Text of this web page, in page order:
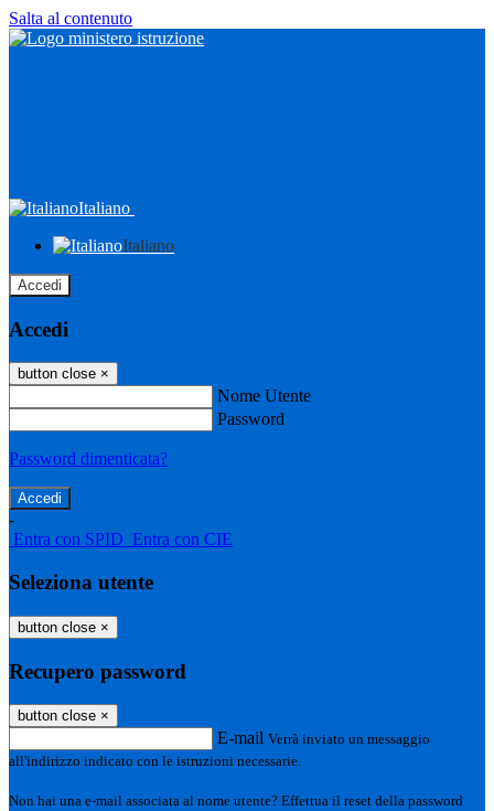
Salta al contenuto
Italiano
Italiano
Accedi
Accedi
button close ×
Nome Utente
Password
Password dimenticata?
-
Entra con SPID Entra con CIE
Seleziona utente
button close ×
Recupero password
button close ×
E-mail Verrà inviato un messaggio
all'indirizzo indicato con le istruzioni necessarie.
Non hai una e-mail associata al nome utente? Effettua il reset della password